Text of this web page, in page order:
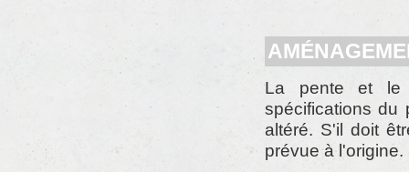
La pente et le
spécifications du
altéré. S'il doit
prévue à l'origine.